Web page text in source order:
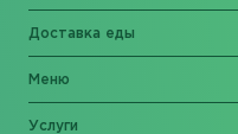
Доставка еды
Меню
Услуги